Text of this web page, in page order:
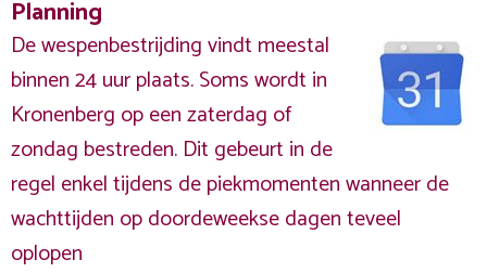
Planning
De wespenbestrijding vindt meestal
binnen 24 uur plaats. Soms wordt in
Kronenberg op een zaterdag of
zondag bestreden. Dit gebeurt in de
regel enkel tijdens de piekmomenten wanneer de
wachttijden op doordeweekse dagen teveel
oplopen